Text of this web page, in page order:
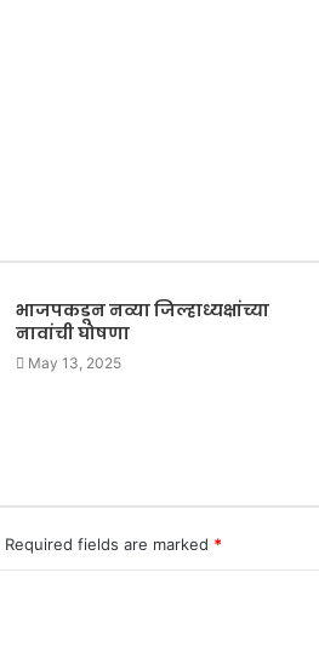
भाजपकडून नव्या जिल्हाध्यक्षांच्या
नावांची घोषणा
May 13, 2025
Required fields are marked *